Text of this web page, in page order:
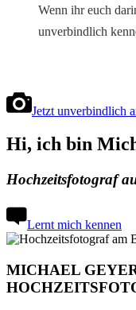
Wenn ihr euch
unverbindlich
Jetzt unverbindlich
Hi, ich bin
Hochzeitsfotograf
Lernt mich kennen
MICHAEL